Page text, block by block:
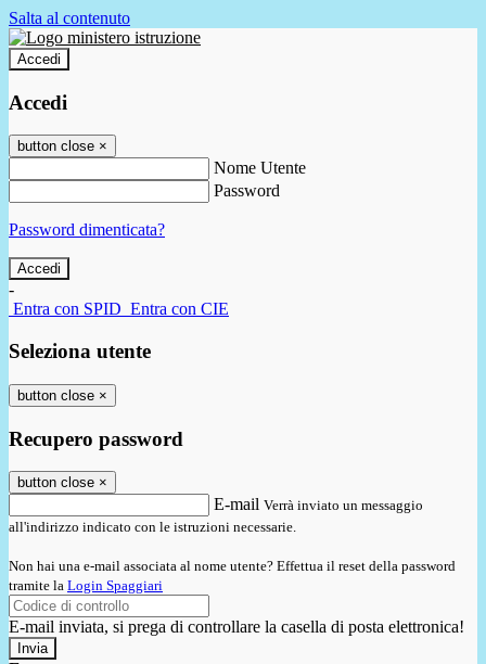
Salta al contenuto
Accedi
Accedi
button close ×
Nome Utente
Password
Password dimenticata?
-
Entra con SPID Entra con CIE
Seleziona utente
button close ×
Recupero password
button close ×
E-mail Verrà inviato un messaggio
all'indirizzo indicato con le istruzioni necessarie.
Non hai una e-mail associata al nome utente? Effettua il reset della password
tramite la Login Spaggiari
E-mail inviata, si prega di controllare la casella di posta elettronica!